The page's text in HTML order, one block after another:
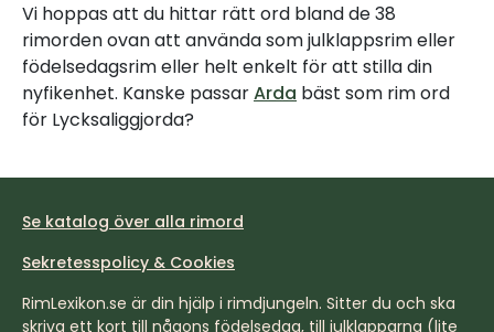
Vi hoppas att du hittar rätt ord bland de 38
rimorden ovan att använda som julklappsrim eller
födelsedagsrim eller helt enkelt för att stilla din
nyfikenhet. Kanske passarArda bäst som rim ord
för Lycksaliggjorda?
Se katalog över alla rimord
Sekretesspolicy & Cookies
RimLexikon.se är din hjälp i rimdjungeln. Sitter du och ska
skriva ett kort till någons födelsedag, till julklapparna (lite